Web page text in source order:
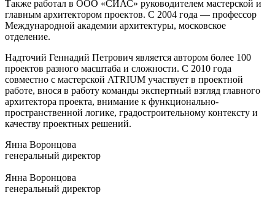
Также работал в ООО «СИАС» руководителем мастерской и
главным архитектором проектов. С 2004 года — профессор
Международной академии архитектуры, московское
отделение.
Надточий Геннадий Петрович является автором более 100
проектов разного масштаба и сложности. С 2010 года
совместно с мастерской ATRIUM участвует в проектной
работе, внося в работу команды экспертный взгляд главного
архитектора проекта, внимание к функционально-
пространственной логике, градостроительному контексту и
качеству проектных решений.
Янна Воронцова
генеральный директор
Янна Воронцова
генеральный директор